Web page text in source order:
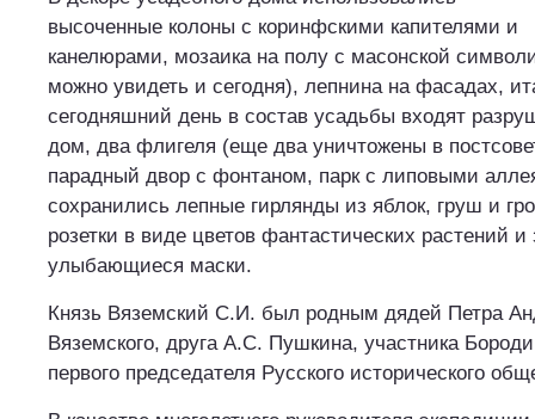
высоченные колоны с коринфскими капителями и
канелюрами, мозаика на полу с масонской
можно увидеть и сегодня), лепнина на фасадах,
сегодняшний день в состав усадьбы входят
дом, два флигеля (еще два уничтожены в
парадный двор с фонтаном, парк с липовыми
сохранились лепные гирлянды из яблок, груш и
розетки в виде цветов фантастических растений
улыбающиеся маски.
Князь Вяземский С.И. был родным дядей Петра
Вяземского, друга А.С. Пушкина, участника
первого председателя Русского исторического